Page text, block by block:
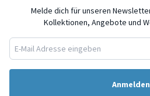
Melde dich für unseren
Kollektionen, Angebote und
Anmelden